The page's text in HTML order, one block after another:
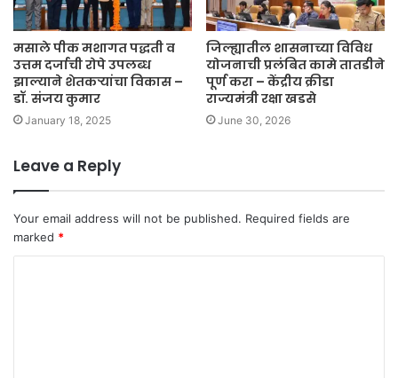
मसाले पीक मशागत पद्धती व
उत्तम दर्जाची रोपे उपलब्ध
झाल्याने शेतकऱ्यांचा विकास –
डॉ. संजय कुमार
January 18, 2025
जिल्ह्यातील शासनाच्या विविध
योजनाची प्रलंबित कामे तातडीने
पूर्ण करा – केंद्रीय क्रीडा
राज्यमंत्री रक्षा खडसे
June 30, 2026
Leave a Reply
Your email address will not be published. Required fields are
marked *